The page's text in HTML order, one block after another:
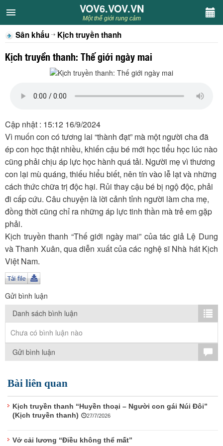
VOV6.VOV.VN
CHUYÊN MỤC
Khách VOV6
Sân khấu
Thiếu nhi
Kết nối VOV6
TÌM KIẾM
Vận hành bởi QI Corp
VOV6.VOV.VN
Một thế giới rung cảm
Sân khấu Kịch truyền thanh
Kịch truyền thanh: Thế giới ngày mai
Cập nhật : 15:12 16/9/2024
Vì muốn con có tương lai “thành đạt” mà một người cha đã
ép con học thật nhiều, khiến cậu bé mới học tiểu học lúc nào
cũng phải chịu áp lực học hành quá tải. Người mẹ vì thương
con lại mù quáng, thiếu hiểu biết, nên tín vào lễ lạt và những
cách thức chữa trị độc hại. Rủi thay cậu bé bị ngộ độc, phải
đi cấp cứu. Câu chuyện là lời cảnh tỉnh người làm cha mẹ,
đồng thời cũng chỉ ra những áp lực tinh thần mà trẻ em gặp
phải.
Kịch truyền thanh “Thế giới ngày mai” của tác giả Lệ Dung
và Thanh Xuân, qua diễn xuất của các nghệ sĩ Nhà hát Kịch
Việt Nam.
Gửi bình luận
Danh sách bình luận
Chưa có bình luận nào
Gửi bình luận
Bài liên quan
Kịch truyền thanh “Huyền thoại – Người con gái Núi Đôi”
(Kịch truyền thanh)
27/7/2026
Vở cải lương “Điều không thể mất”